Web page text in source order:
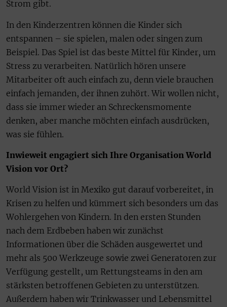
Strom gibt.
In den Kinderzentren können die Kinder sich
entspannen – sie spielen, malen oder singen zum
Beispiel. Das Spiel ist das beste Mittel für Kinder, um
Stress zu verarbeiten. Natürlich hören unsere
Mitarbeiter oft auch einfach zu, denn viele brauchen
einfach jemanden, der ihnen zuhört. Wir wollen nicht,
dass sie immer wieder an Schreckensmomente
denken, aber manche möchten einfach ausdrücken,
was sie fühlen.
Inwieweit engagiert sich Ihre Organisation World
Vision vor Ort?
World Vision ist in Mexiko gut darauf vorbereitet, in
Krisen zu helfen und kümmert sich besonders um das
Wohlergehen von Kindern. In den ersten Stunden
nach dem Erdbeben haben wir zunächst
Informationen über die Schäden ausgewertet und
mehr als 500 Werkzeuge sowie zwei Generatoren zur
Verfügung gestellt, um Rettungsteams in den am
stärksten betroffenen Gebieten zu unterstützen.
Außerdem haben wir Trinkwasser und Lebensmittel